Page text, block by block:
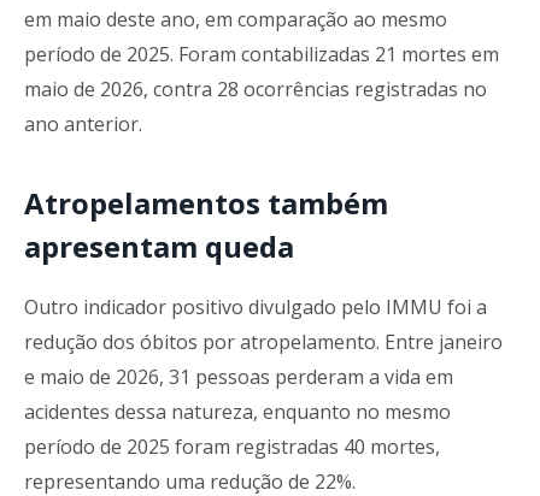
em maio deste ano, em comparação ao mesmo
período de 2025. Foram contabilizadas 21 mortes em
maio de 2026, contra 28 ocorrências registradas no
ano anterior.
Atropelamentos também
apresentam queda
Outro indicador positivo divulgado pelo IMMU foi a
redução dos óbitos por atropelamento. Entre janeiro
e maio de 2026, 31 pessoas perderam a vida em
acidentes dessa natureza, enquanto no mesmo
período de 2025 foram registradas 40 mortes,
representando uma redução de 22%.